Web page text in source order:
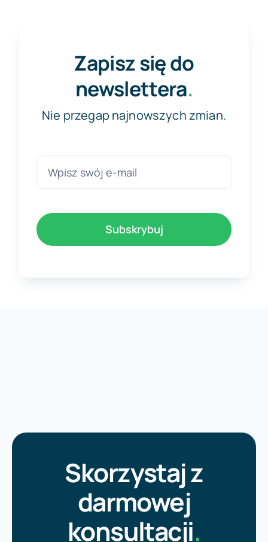
Zapisz się do
newslettera.
Nie przegap najnowszych zmian.
Subskrybuj
Skorzystaj z
darmowej
konsultacji.